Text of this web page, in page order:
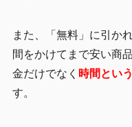
また、「無料」に引か
間をかけてまで安い商
金だけでなく 時間とい
す。